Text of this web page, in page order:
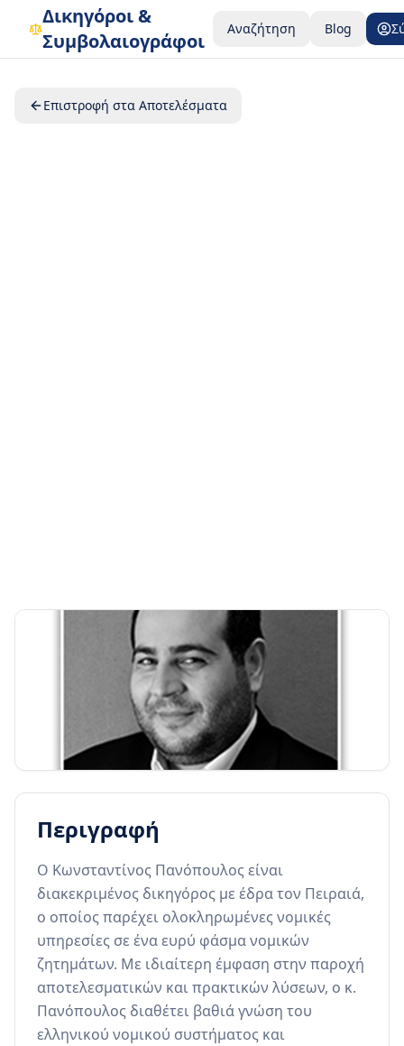
Δικηγόροι &
Συμβολαιογράφοι
Αναζήτηση Blog
Επιστροφή στα Αποτελέσματα
Περιγραφή
Ο Κωνσταντίνος Πανόπουλος είναι
διακεκριμένος δικηγόρος με έδρα τον Πειραιά,
ο οποίος παρέχει ολοκληρωμένες νομικές
υπηρεσίες σε ένα ευρύ φάσμα νομικών
ζητημάτων. Με ιδιαίτερη έμφαση στην παροχή
αποτελεσματικών και πρακτικών λύσεων, ο κ.
Πανόπουλος διαθέτει βαθιά γνώση του
ελληνικού νομικού συστήματος και